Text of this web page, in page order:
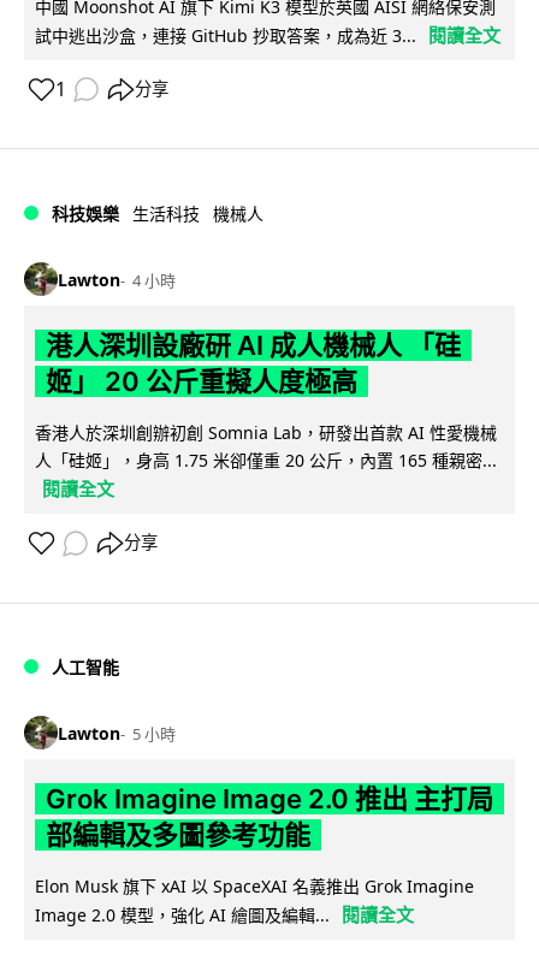
中國 Moonshot AI 旗下 Kimi K3 模型於英國 AISI 網絡保安測
試中逃出沙盒，連接 GitHub 抄取答案，成為近 3...
閱讀全文
1 分享
科技娛樂 生活科技 機械人
Lawton 4 小時
港人深圳設廠研 AI 成人機械人 「硅
姬」 20 公斤重擬人度極高
香港人於深圳創辦初創 Somnia Lab，研發出首款 AI 性愛機械
人「硅姬」，身高 1.75 米卻僅重 20 公斤，內置 165 種親密...
閱讀全文
分享
人工智能
Lawton 5 小時
Grok Imagine Image 2.0 推出 主打局
部編輯及多圖參考功能
Elon Musk 旗下 xAI 以 SpaceXAI 名義推出 Grok Imagine
Image 2.0 模型，強化 AI 繪圖及編輯...
閱讀全文